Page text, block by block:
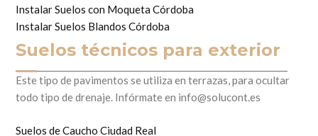
Instalar Suelos con Moqueta Córdoba
Instalar Suelos Blandos Córdoba
Suelos técnicos para exterior
Este tipo de pavimentos se utiliza en terrazas, para ocultar
todo tipo de drenaje. Infórmate en info@solucont.es
Suelos de Caucho Ciudad Real